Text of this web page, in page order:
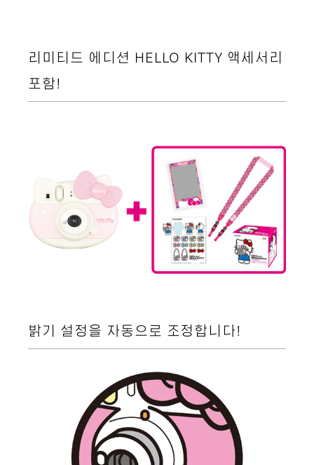
리미티드 에디션 HELLO KITTY 액세서리
포함!
밝기 설정을 자동으로 조정합니다!